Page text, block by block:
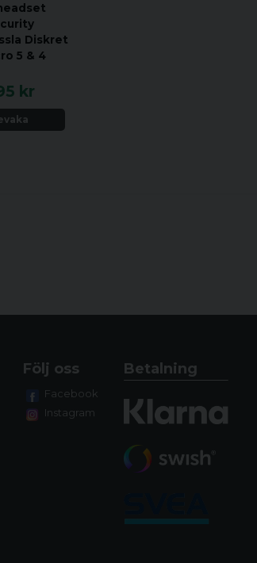
Diskret
5 & 4
kr
Följ oss
Facebook
Instagram
Betalning